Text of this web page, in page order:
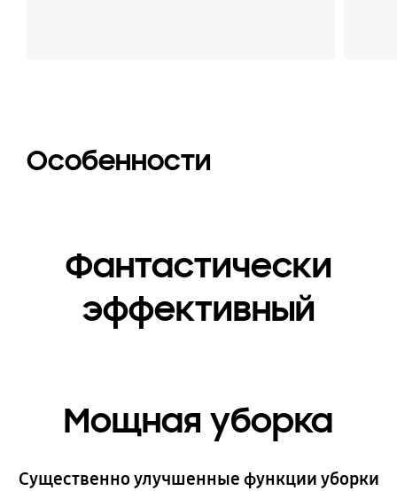
Особенности
Фантастически
эффективный
Мощная уборка
Существенно улучшенные функции уборки